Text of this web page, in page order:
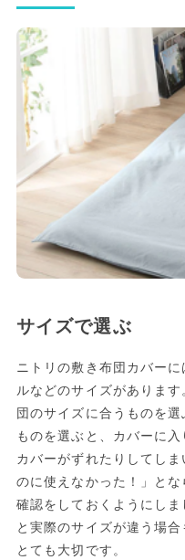
サイズで選ぶ
ニトリの敷き布団カバー
ルなどのサイズがありま
団のサイズに合うものを
ものを選ぶと、カバーに
カバーがずれたりしてし
のに使えなかった！」と
確認をしておくようにし
と実際のサイズが違う場
とても大切です。